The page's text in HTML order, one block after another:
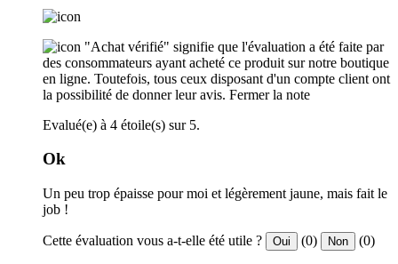
"Achat vérifié" signifie que l'évaluation a été faite par
des consommateurs ayant acheté ce produit sur notre boutique
en ligne. Toutefois, tous ceux disposant d'un compte client ont
la possibilité de donner leur avis. Fermer la note
Evalué(e) à 4 étoile(s) sur 5.
Ok
Un peu trop épaisse pour moi et légèrement jaune, mais fait le
job !
Cette évaluation vous a-t-elle été utile ? Oui (0) Non (0)